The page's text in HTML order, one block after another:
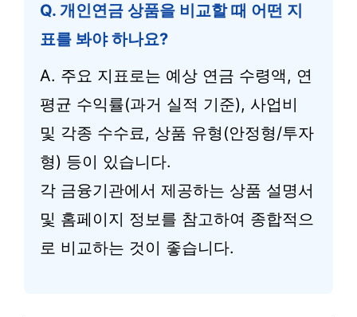
Q. 개인연금 상품을 비교할 때 어떤 지
표를 봐야 하나요?
A. 주요 지표로는 예상 연금 수령액, 연
평균 수익률(과거 실적 기준), 사업비
및 각종 수수료, 상품 유형(안정형/투자
형) 등이 있습니다.
각 금융기관에서 제공하는 상품 설명서
및 홈페이지 정보를 참고하여 종합적으
로 비교하는 것이 좋습니다.